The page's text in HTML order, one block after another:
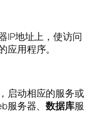
IP地址上，使访问
用程序。
启动相应的服务或
服务器、数据库服